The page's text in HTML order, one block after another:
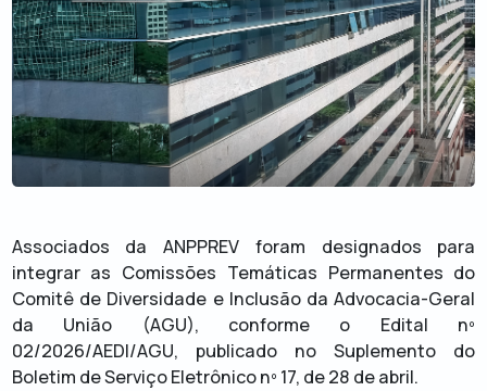
Associados da ANPPREV foram designados para
integrar as Comissões Temáticas Permanentes do
Comitê de Diversidade e Inclusão da Advocacia-Geral
da União (AGU), conforme o Edital nº
02/2026/AEDI/AGU, publicado no Suplemento do
Boletim de Serviço Eletrônico nº 17, de 28 de abril.